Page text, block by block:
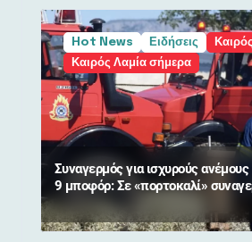
Hot News Ειδήσεις
Καιρός Λαμία σήμερα
Συναγερμός για ισχυρούς
9 μποφόρ: Σε «πορτοκαλί»
η Στερεά Ελλάδα